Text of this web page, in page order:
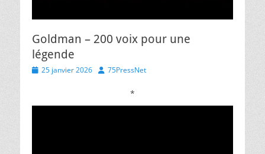
Goldman – 200 voix pour une
légende
Posted
25 janvier 2026 Author
75PressNet
*